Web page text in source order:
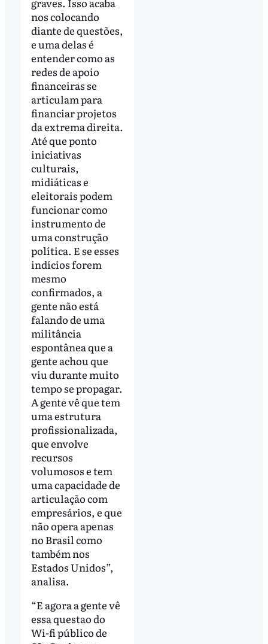
nos colocando
diante de questões,
e uma delas é
entender como as
redes de apoio
financeiras se
articulam para
financiar projetos
da extrema direita.
Até que ponto
iniciativas
culturais,
midiáticas e
eleitorais podem
funcionar como
instrumento de
uma construção
política. E se esses
indícios forem
mesmo
confirmados, a
gente não está
falando de uma
militância
espontânea que a
gente achou que
viu durante muito
tempo se propagar.
A gente vê que tem
uma estrutura
profissionalizada,
que envolve
recursos
volumosos e tem
uma capacidade de
articulação com
empresários, e que
não opera apenas
no Brasil como
também nos
Estados Unidos”,
analisa.
“E agora a gente vê
essa questao do
Wi-fi público de